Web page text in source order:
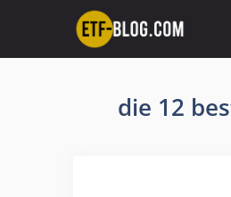
springen
die 12